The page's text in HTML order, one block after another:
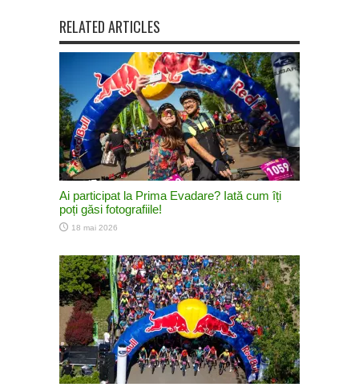
RELATED ARTICLES
Ai participat la Prima Evadare? Iată cum îți
poți găsi fotografiile!
18 mai 2026